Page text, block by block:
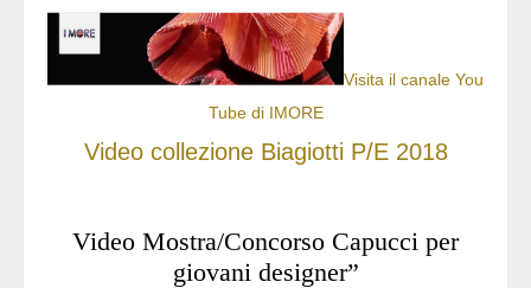
Visita il canale You
Tube di IMORE
Video collezione Biagiotti P/E 2018
Video Mostra/Concorso Capucci per
giovani designer”